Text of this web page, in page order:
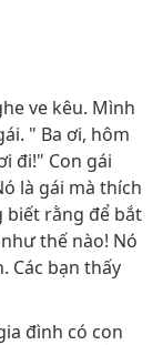
ve kêu. Mình
" Ba ơi, hôm
đi!" Con gái
là gái mà thích
biết rằng để bắt
thế nào! Nó
Các bạn thấy
đình có con